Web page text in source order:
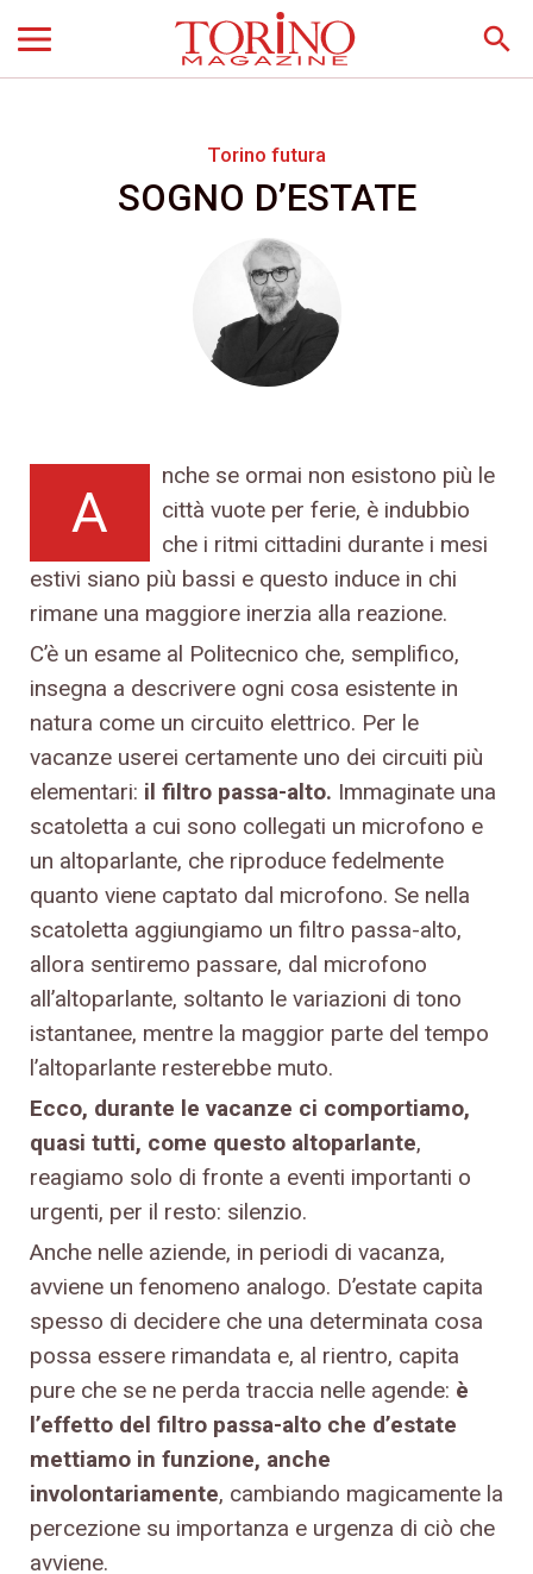
search
Torino futura
SOGNO D’ESTATE
A
nche se ormai non esistono più le
città vuote per ferie, è indubbio
che i ritmi cittadini durante i mesi
estivi siano più bassi e questo induce in chi
rimane una maggiore inerzia alla reazione.
C’è un esame al Politecnico che, semplifico,
insegna a descrivere ogni cosa esistente in
natura come un circuito elettrico. Per le
vacanze userei certamente uno dei circuiti più
elementari: il filtro passa-alto. Immaginate una
scatoletta a cui sono collegati un microfono e
un altoparlante, che riproduce fedelmente
quanto viene captato dal microfono. Se nella
scatoletta aggiungiamo un filtro passa-alto,
allora sentiremo passare, dal microfono
all’altoparlante, soltanto le variazioni di tono
istantanee, mentre la maggior parte del tempo
l’altoparlante resterebbe muto.
Ecco, durante le vacanze ci comportiamo,
quasi tutti, come questo altoparlante,
reagiamo solo di fronte a eventi importanti o
urgenti, per il resto: silenzio.
Anche nelle aziende, in periodi di vacanza,
avviene un fenomeno analogo. D’estate capita
spesso di decidere che una determinata cosa
possa essere rimandata e, al rientro, capita
pure che se ne perda traccia nelle agende: è
l’effetto del filtro passa-alto che d’estate
mettiamo in funzione, anche
involontariamente, cambiando magicamente la
percezione su importanza e urgenza di ciò che
avviene.